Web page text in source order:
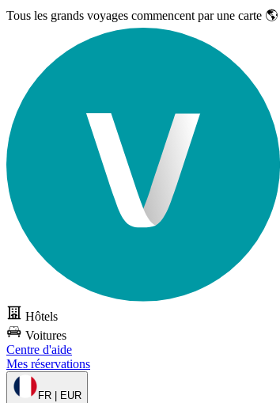
Tous les grands voyages commencent par une carte 🌎
Hôtels
Voitures
Centre d'aide
Mes réservations
FR | EUR